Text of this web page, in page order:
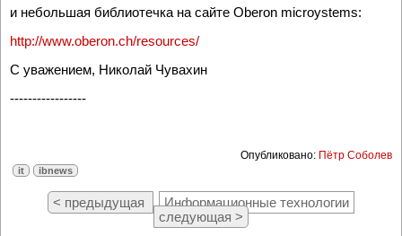
и небольшая библиотечка на сайте Oberon microystems:
http://www.oberon.ch/resources/
С уважением, Hиколай Чувахин
-----------------
Опубликовано: Пётр Соболев
it ibnews
< предыдущая
Информационные технологии
следующая >